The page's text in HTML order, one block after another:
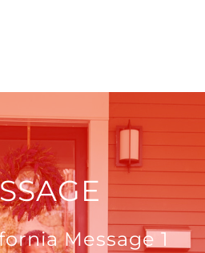
Message 1